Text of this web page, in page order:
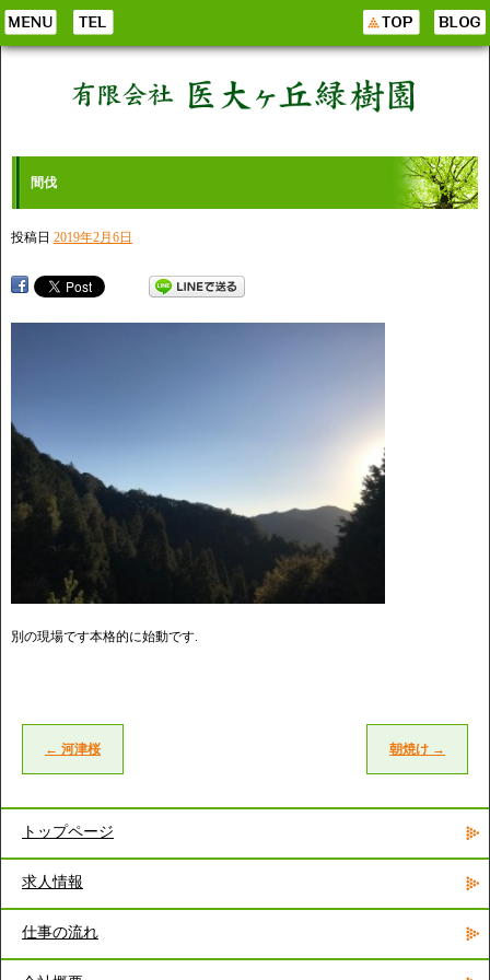
間伐
投稿日 2019年2月6日
別の現場です本格的に始動です.
← 河津桜 朝焼け →
トップページ
求人情報
仕事の流れ